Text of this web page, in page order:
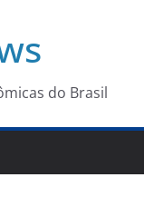
do Brasil